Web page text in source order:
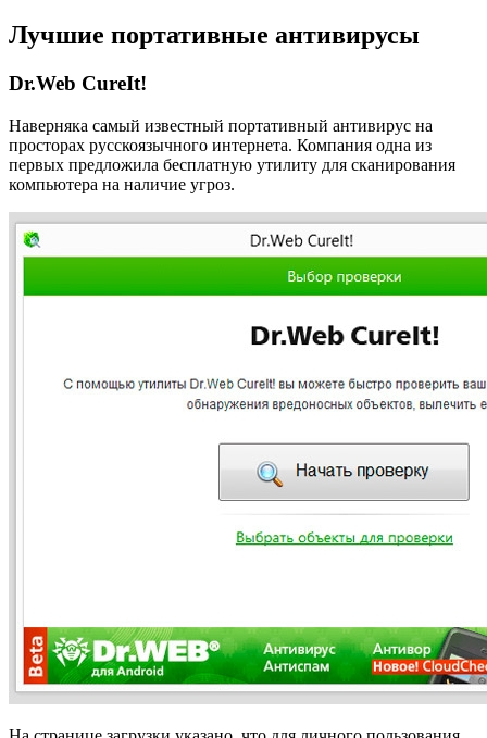
Лучшие портативные антивирусы
Dr.Web CureIt!
Наверняка самый известный портативный антивирус на
просторах русскоязычного интернета. Компания одна из
первых предложила бесплатную утилиту для сканирования
компьютера на наличие угроз.